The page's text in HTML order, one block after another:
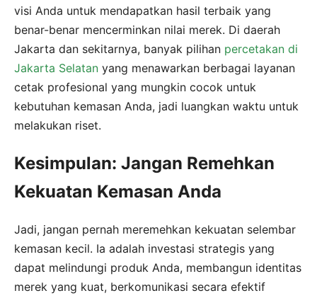
visi Anda untuk mendapatkan hasil terbaik yang
benar-benar mencerminkan nilai merek. Di daerah
Jakarta dan sekitarnya, banyak pilihan percetakan di
Jakarta Selatan yang menawarkan berbagai layanan
cetak profesional yang mungkin cocok untuk
kebutuhan kemasan Anda, jadi luangkan waktu untuk
melakukan riset.
Kesimpulan: Jangan Remehkan
Kekuatan Kemasan Anda
Jadi, jangan pernah meremehkan kekuatan selembar
kemasan kecil. Ia adalah investasi strategis yang
dapat melindungi produk Anda, membangun identitas
merek yang kuat, berkomunikasi secara efektif